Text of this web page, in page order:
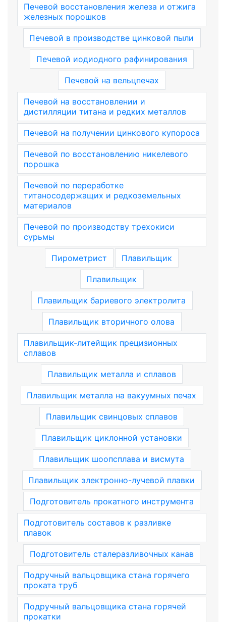
Печевой восстановления железа и отжига
железных порошков
Печевой в производстве цинковой пыли
Печевой иодиодного рафинирования
Печевой на вельцпечах
Печевой на восстановлении и
дистилляции титана и редких металлов
Печевой на получении цинкового купороса
Печевой по восстановлению никелевого
порошка
Печевой по переработке
титаносодержащих и редкоземельных
материалов
Печевой по производству трехокиси
сурьмы
Пирометрист Плавильщик
Плавильщик
Плавильщик бариевого электролита
Плавильщик вторичного олова
Плавильщик-литейщик прецизионных
сплавов
Плавильщик металла и сплавов
Плавильщик металла на вакуумных печах
Плавильщик свинцовых сплавов
Плавильщик циклонной установки
Плавильщик шоопсплава и висмута
Плавильщик электронно-лучевой плавки
Подготовитель прокатного инструмента
Подготовитель составов к разливке
плавок
Подготовитель сталеразливочных канав
Подручный вальцовщика стана горячего
проката труб
Подручный вальцовщика стана горячей
прокатки